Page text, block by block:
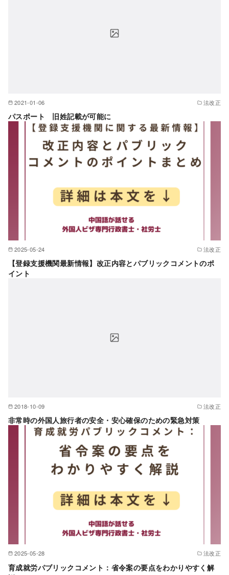
2021-01-06 法改正
パスポート 旧姓記載が可能に
2025-05-24 法改正
【登録支援機関最新情報】改正内容とパブリックコメントのポ
イント
2018-10-09 法改正
非常時の外国人旅行者の安全・安心確保のための緊急対策
2025-05-28 法改正
育成就労パブリックコメント：省令案の要点をわかりやすく解